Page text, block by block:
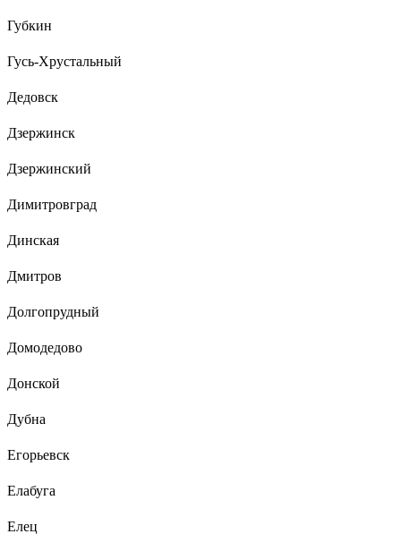
Губкин
Гусь-Хрустальный
Дедовск
Дзержинск
Дзержинский
Димитровград
Динская
Дмитров
Долгопрудный
Домодедово
Донской
Дубна
Егорьевск
Елабуга
Елец